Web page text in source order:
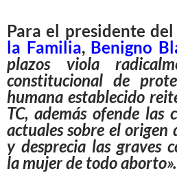
Para el presidente del
la Familia, Benigno
plazos viola
constitucional de
humana establecido
TC, además ofende las
actuales sobre el origen
y desprecia las graves
la mujer de todo aborto».